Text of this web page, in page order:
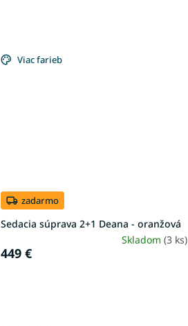
Viac farieb
zadarmo
Sedacia súprava 2+1 Deana - oranžová
Skladom(3 ks)
449 €